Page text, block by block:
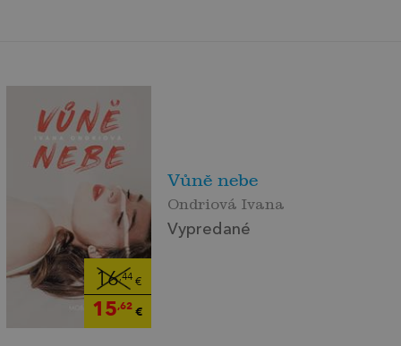
16,44€
15,62€
Vůně nebe
Ondriová Ivana
Vypredané